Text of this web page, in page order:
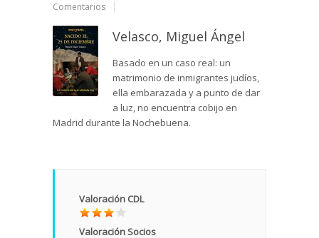
Comentarios
Velasco, Miguel Ángel
Basado en un caso real: un
matrimonio de inmigrantes judíos,
ella embarazada y a punto de dar
a luz, no encuentra cobijo en
Madrid durante la Nochebuena.
Valoración CDL
Valoración Socios